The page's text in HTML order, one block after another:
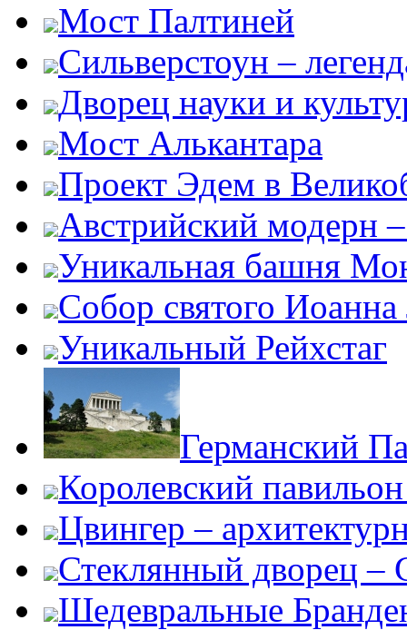
Мост Палтиней
Сильверстоун –
Дворец науки и
Мост Алькантара
Проект Эдем в
Австрийский модерн
Уникальная башня
Собор святого Иоанна
Уникальный Рейхстаг
Германский
Королевский
Цвингер –
Стеклянный дворец –
Шедевральные